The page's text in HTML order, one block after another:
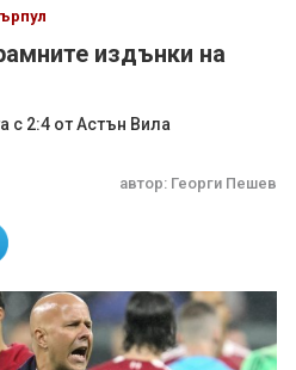
издънки на
с 2:4 от Астън Вила
автор: Георги Пешев